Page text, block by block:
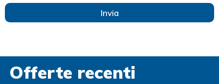
Invia
Offerte recenti